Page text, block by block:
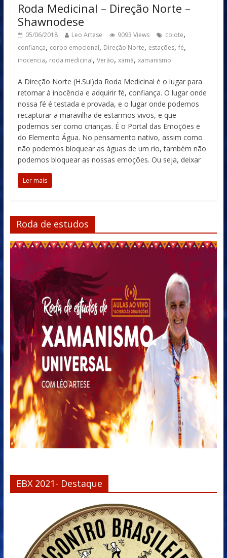
Roda Medicinal – Direção Norte –
Shawnodese
05/06/2018 Leo Artese 9093 Views coiote,
confiança, corpo emocional, Direção Norte, estações, fé,
inocencia, roda medicinal, Verão, xamã, xamanismo
A Direção Norte (H.Sul)da Roda Medicinal é o lugar para
retornar à inocência e adquirir fé, confiança. O lugar onde
nossa fé é testada e provada, e o lugar onde podemos
recapturar a maravilha de estarmos vivos, e que
podemos ser como crianças. É o Portal das Emoções e
do Elemento Água. No pensamento nativo, assim como
não podemos bloquear as águas de um rio, também não
podemos bloquear as nossas emoções. Ou seja, deixar
Ler mais
Roda de estudos
EBX 2021- Destaque